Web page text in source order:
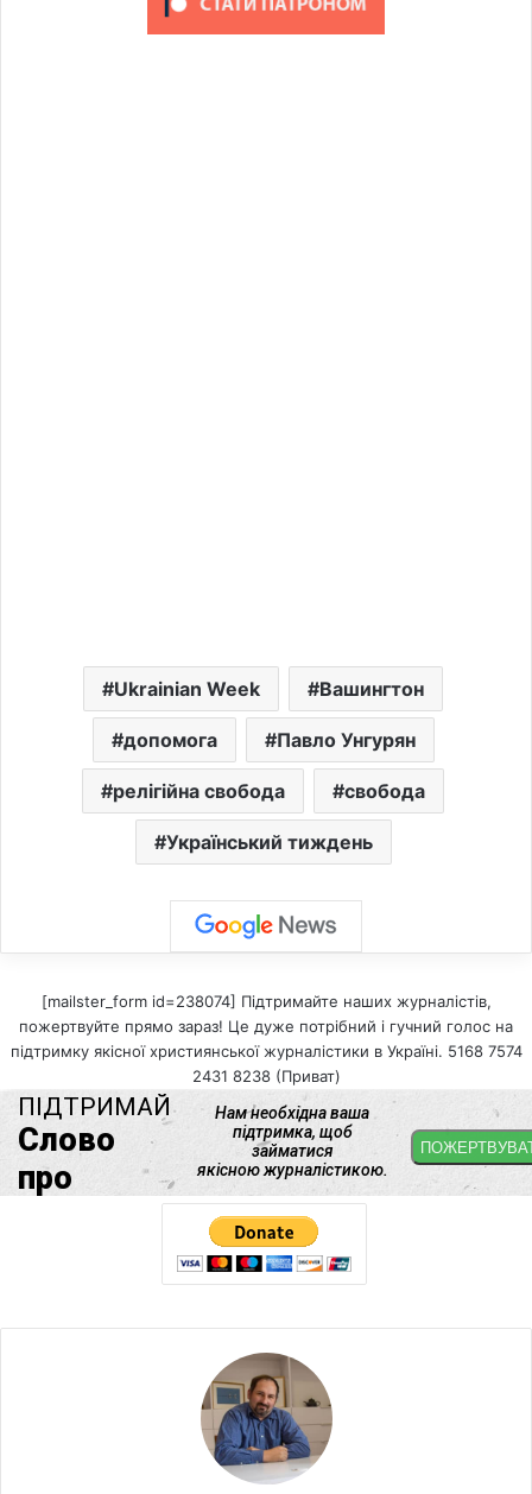
Ukrainian Week Вашингтон
допомога Павло Унгурян
релігійна свобода свобода
Український тиждень
[mailster_form id=238074] Підтримайте наших журналістів,
пожертвуйте прямо зараз! Це дуже потрібний і гучний голос на
підтримку якісної християнської журналістики в Україні. 5168 7574
2431 8238 (Приват)